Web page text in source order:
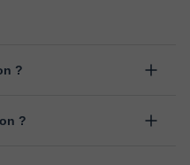
?
pour laquelle vous
?